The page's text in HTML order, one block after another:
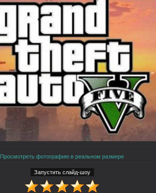
Просмотреть фотографию в реальном размере